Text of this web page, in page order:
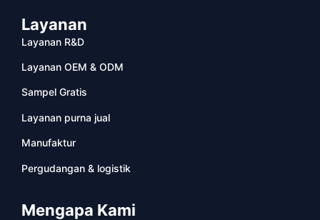
Layanan
Layanan R&D
Layanan OEM & ODM
Sampel Gratis
Layanan purna jual
Manufaktur
Pergudangan & logistik
Mengapa Kami